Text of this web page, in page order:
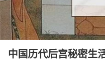
中国历代后宫秘密生